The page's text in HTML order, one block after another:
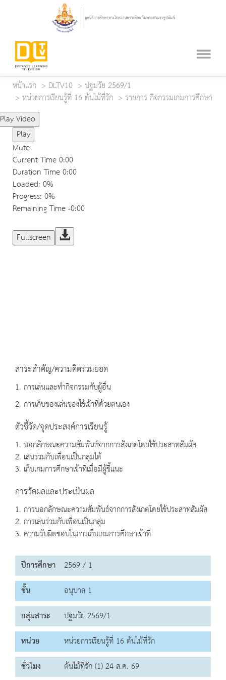
หน้าแรก DLTV10
ปฐมวัย 2569/1
หน่วยการเรียนรู้ที่ 16 ต้นไม้ที่รัก
รายการ กิจกรรมเกมการศึกษา
Play Video
Play
Mute
Current Time0:00
Duration Time0:00
Loaded: 0%
Progress: 0%
Remaining Time-0:00
Fullscreen
สาระสำคัญ/ความคิดรวมยอด
1. การเล่นและทำกิจกรรมกับผู้อื่น
2. การเก็บของเล่นของใช้เข้าที่ด้วยตนเอง
ตัวชี้วัด/จุดประสงค์การเรียนรู้
1. บอกลักษณะความสัมพันธ์จากการสังเกตโดยใช้ประสาทสัมผัส
2. เล่นร่วมกับเพื่อนเป็นกลุ่มได้
3. เก็บเกมการศึกษาเข้าที่เมื่อมีผู้ชี้แนะ
การวัดผลและประเมินผล
1. การบอกลักษณะความสัมพันธ์จากการสังเกตโดยใช้ประสาทสัมผัส
2. การเล่นร่วมกับเพื่อนเป็นกลุ่ม
3. ความรับผิดชอบในการเก็บเกมการศึกษาเข้าที่
ปีการศึกษา 2569 / 1
ชั้น
อนุบาล 1
กลุ่มสาระ
ปฐมวัย 2569/1
หน่วย
หน่วยการเรียนรู้ที่ 16 ต้นไม้ที่รัก
ชั่วโมง
ต้นไม้ที่รัก (1) 24 ส.ค. 69